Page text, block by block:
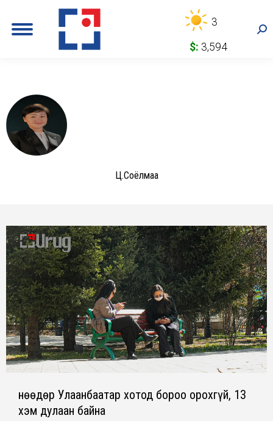
3
$: 3,594
Ц.Соёлмаа
Өнөөдөр Улаанбаатар хотод бороо орохгүй, 13
хэм дулаан байна